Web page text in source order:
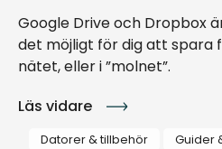
Google Drive och Dropbox
det möjligt för dig att spara
nätet, eller i ”molnet”.
Läs vidare
Datorer & tillbehör Guider